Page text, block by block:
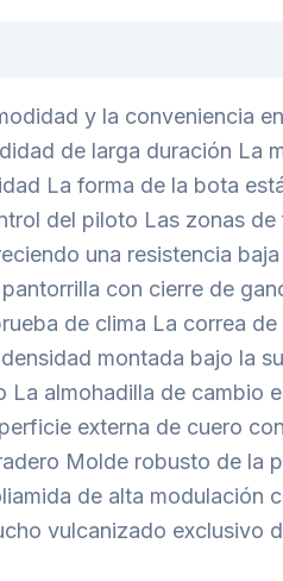
y la conveniencia
de larga duración La
La forma de la bota
del piloto Las zonas
una resistencia
con cierre de
de clima La correa
montada bajo la
almohadilla de cambio
externa de cuero
Molde robusto de la
de alta modulación
vulcanizado exclusivo